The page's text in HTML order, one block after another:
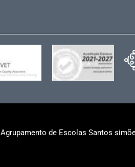
Agrupamento de Escolas Santos